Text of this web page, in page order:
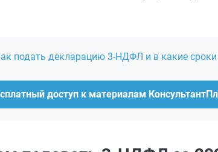
подать декларацию 3-НДФЛ и в какие сроки
доступ к материалам